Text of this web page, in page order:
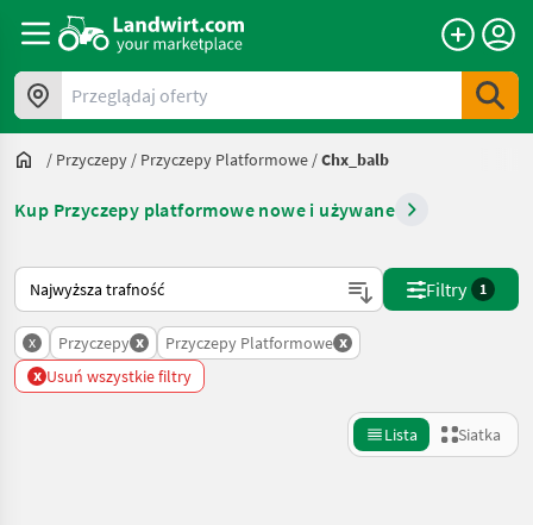
Przeglądaj oferty
/ Przyczepy / Przyczepy Platformowe /Chx_balb
Kup Przyczepy platformowe nowe i używane
Tak sortuje się na Landwirt.com
Filtry 1
x Przyczepy x Przyczepy Platformowe x
x Usuń wszystkie filtry
Lista Siatka